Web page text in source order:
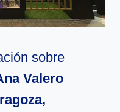
sobre
Valero